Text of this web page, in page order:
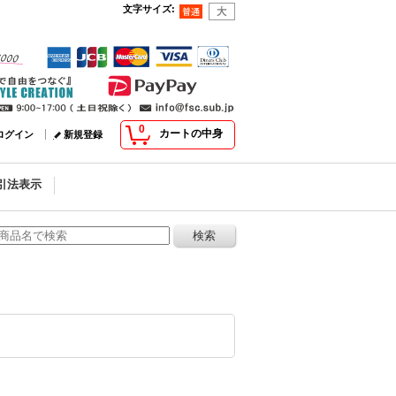
文字サイズ:
0 カートの中身
グイン 新規登録
法表示